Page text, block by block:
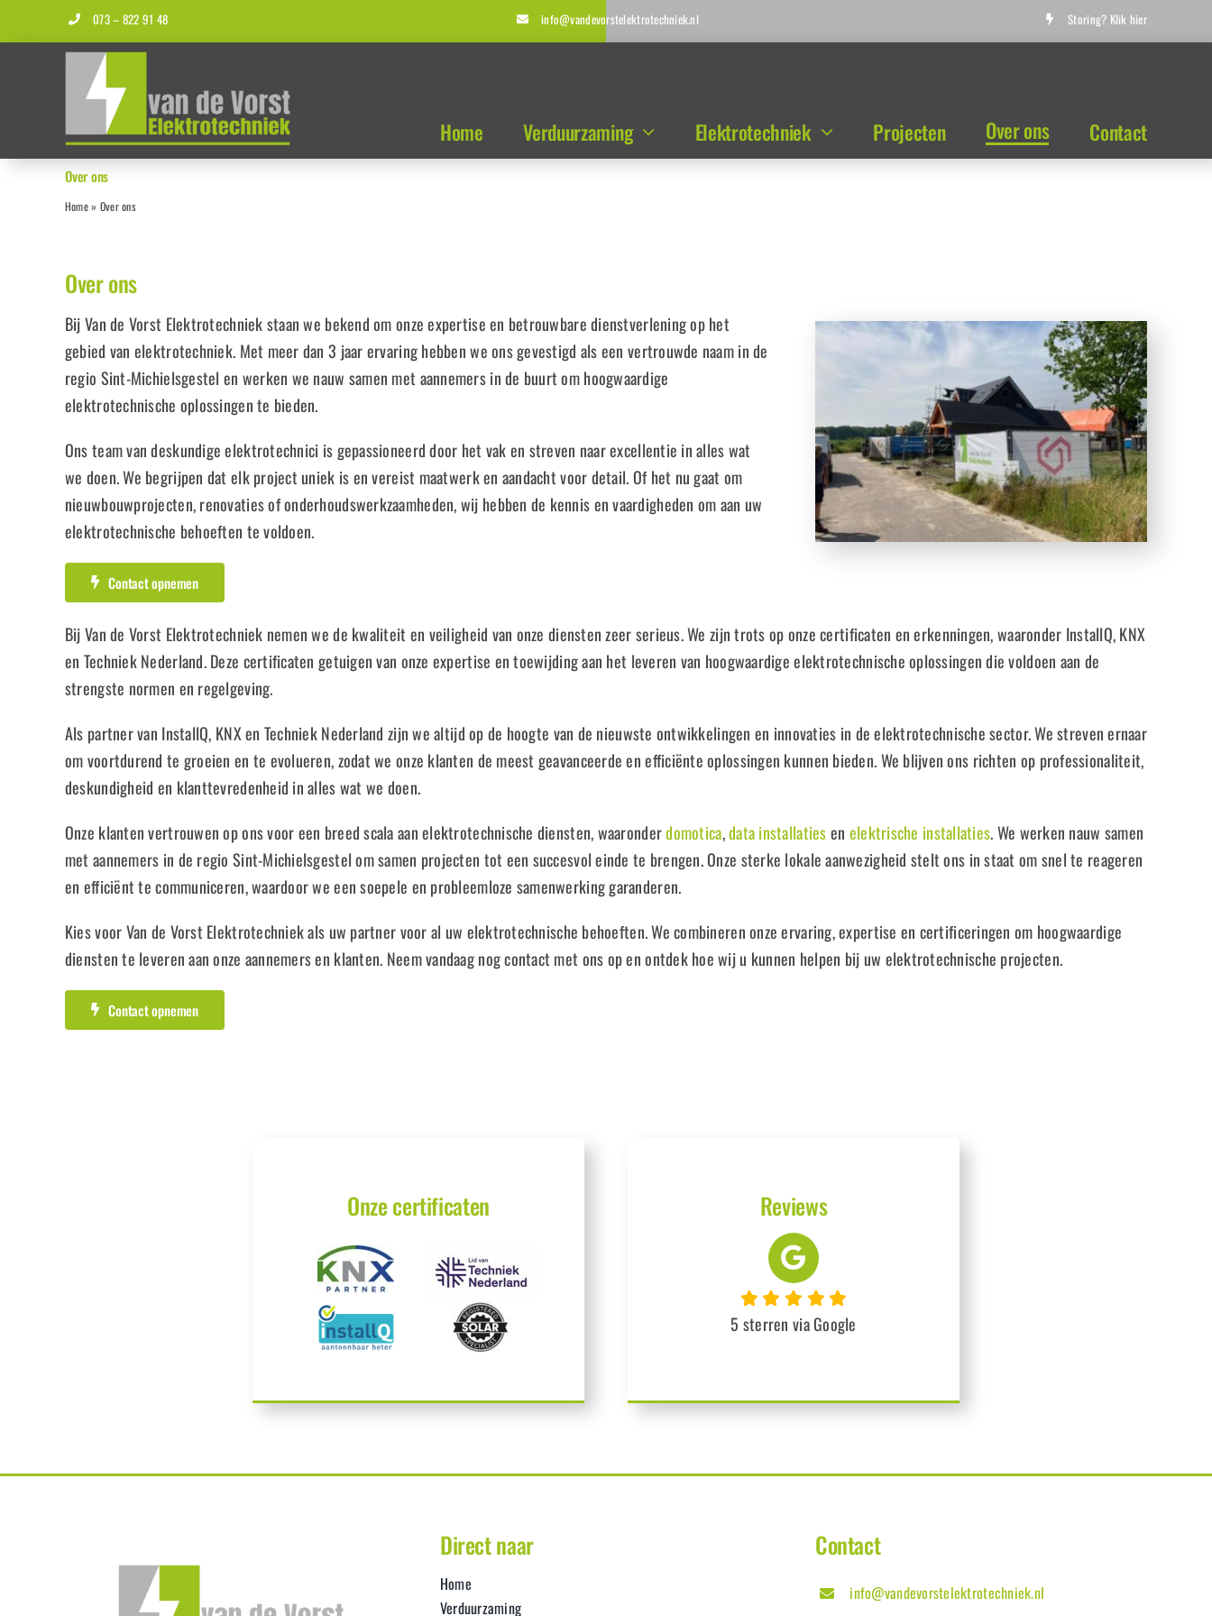
naar
073 – 822 91 48 info@vandevorstelektrotechniek.nl Storing? Klik hier
Home Verduurzaming Elektrotechniek Projecten Over ons Contact
Over ons
Home» Over ons
Over ons
Bij Van de Vorst Elektrotechniek staan we bekend om onze expertise en betrouwbare dienstverlening op het
gebied van elektrotechniek. Met meer dan 3 jaar ervaring hebben we ons gevestigd als een vertrouwde naam in de
regio Sint-Michielsgestel en werken we nauw samen met aannemers in de buurt om hoogwaardige
elektrotechnische oplossingen te bieden.
Ons team van deskundige elektrotechnici is gepassioneerd door het vak en streven naar excellentie in alles wat
we doen. We begrijpen dat elk project uniek is en vereist maatwerk en aandacht voor detail. Of het nu gaat om
nieuwbouwprojecten, renovaties of onderhoudswerkzaamheden, wij hebben de kennis en vaardigheden om aan uw
elektrotechnische behoeften te voldoen.
Contact opnemen
Bij Van de Vorst Elektrotechniek nemen we de kwaliteit en veiligheid van onze diensten zeer serieus. We zijn trots op onze certificaten en erkenningen, waaronder InstallQ, KNX
en Techniek Nederland. Deze certificaten getuigen van onze expertise en toewijding aan het leveren van hoogwaardige elektrotechnische oplossingen die voldoen aan de
strengste normen en regelgeving.
Als partner van InstallQ, KNX en Techniek Nederland zijn we altijd op de hoogte van de nieuwste ontwikkelingen en innovaties in de elektrotechnische sector. We streven ernaar
om voortdurend te groeien en te evolueren, zodat we onze klanten de meest geavanceerde en efficiënte oplossingen kunnen bieden. We blijven ons richten op professionaliteit,
deskundigheid en klanttevredenheid in alles wat we doen.
Onze klanten vertrouwen op ons voor een breed scala aan elektrotechnische diensten, waaronderdomotica,data installatiesen elektrische installaties. We werken nauw samen
met aannemers in de regio Sint-Michielsgestel om samen projecten tot een succesvol einde te brengen. Onze sterke lokale aanwezigheid stelt ons in staat om snel te reageren
en efficiënt te communiceren, waardoor we een soepele en probleemloze samenwerking garanderen.
Kies voor Van de Vorst Elektrotechniek als uw partner voor al uw elektrotechnische behoeften. We combineren onze ervaring, expertise en certificeringen om hoogwaardige
diensten te leveren aan onze aannemers en klanten. Neem vandaag nog contact met ons op en ontdek hoe wij u kunnen helpen bij uw elektrotechnische projecten.
Contact opnemen
Onze certificaten Reviews
5 sterren via Google
Direct naar
Home
Verduurzaming
Contact
info@vandevorstelektrotechniek.nl